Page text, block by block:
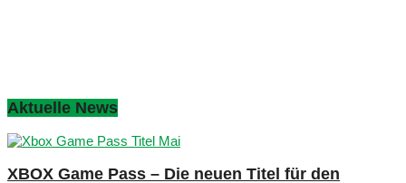
Aktuelle News
XBOX Game Pass – Die neuen Titel für den